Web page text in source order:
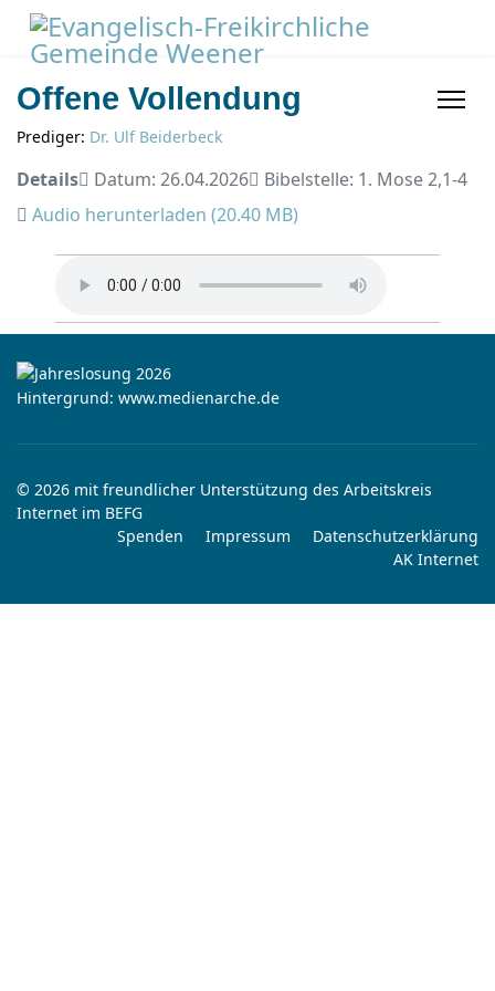
Offene Vollendung
Prediger: Dr. Ulf Beiderbeck
Details Datum: 26.04.2026
Bibelstelle: 1. Mose 2,1-4
Audio herunterladen (20.40 MB)
Hintergrund: www.medienarche.de
© 2026 mit freundlicher Unterstützung des Arbeitskreis
Internet im BEFG
Spenden
Impressum
Datenschutzerklärung
AK Internet